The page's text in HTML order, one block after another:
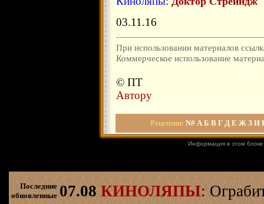
03.11.16
При использовании материалов
Коммерческое использование
© ПТ
Автору
Рецензии: N# А Б В Г Д Е Ж З И
Информация в этом
Последние
обновленные 07.08 КИНОЛЯПЫ: